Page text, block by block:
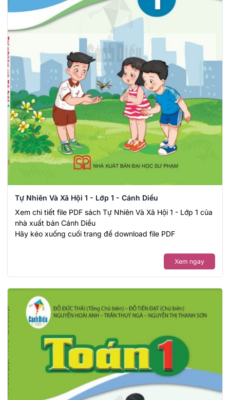
Tự Nhiên Và Xã Hội 1 - Lớp 1 - Cánh Diều
Xem chi tiết file PDF sách Tự Nhiên Và Xã Hội 1 - Lớp 1 của
nhà xuất bản Cánh Diều
Hãy kéo xuống cuối trang để download file PDF
Xem ngay